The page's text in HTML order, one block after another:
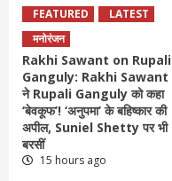
FEATURED
LATEST
मनोरंजन
Rakhi Sawant on Rupali
Ganguly: Rakhi Sawant
ने Rupali Ganguly को कहा
‘बेवकूफ’! ‘अनुपमा’ के बहिष्कार की
अपील, Suniel Shetty पर भी
बरसीं
15 hours ago